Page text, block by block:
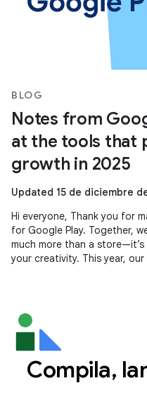
BLOG
Notes from
at the tools that
growth in 2025
Updated 15 de diciembre
Hi everyone, Thank you for
for Google Play. Together,
much more than a
your creativity. This year,
Compila,